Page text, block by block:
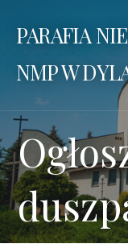
PARAFIA
NMP W